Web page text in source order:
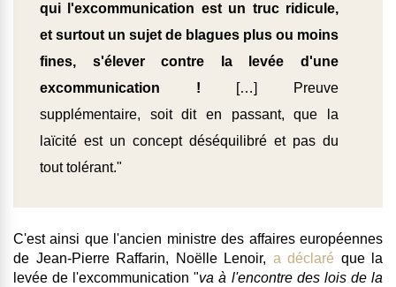
qui l'excommunication est un truc ridicule,
et surtout un sujet de blagues plus ou moins
fines, s'élever contre la levée d'une
excommunication ! […] Preuve
supplémentaire, soit dit en passant, que la
laïcité est un concept déséquilibré et pas du
tout tolérant."
C'est ainsi que l'ancien ministre des affaires européennes
de Jean-Pierre Raffarin, Noëlle Lenoir, a déclaré que
la
levée de l'excommunication "va à l'encontre des lois de la